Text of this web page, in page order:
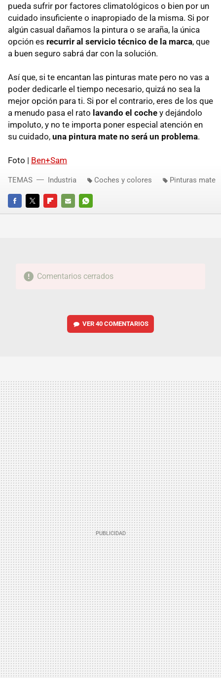
pueda sufrir por factores climatológicos o bien por un
cuidado insuficiente o inapropiado de la misma. Si por
algún casual dañamos la pintura o se araña, la única
opción es recurrir al servicio técnico de la marca, que
a buen seguro sabrá dar con la solución.
Así que, si te encantan las pinturas mate pero no vas a
poder dedicarle el tiempo necesario, quizá no sea la
mejor opción para ti. Si por el contrario, eres de los que
a menudo pasa el rato lavando el coche y dejándolo
impoluto, y no te importa poner especial atención en
su cuidado, una pintura mate no será un problema.
Foto | Ben+Sam
FACEBOOKTWITTERFLIPBOARD
E-
WHATSAPP
TEMAS Industria Coches y colores Pinturas mate
Comentarios cerrados
VER 40 COMENTARIOS